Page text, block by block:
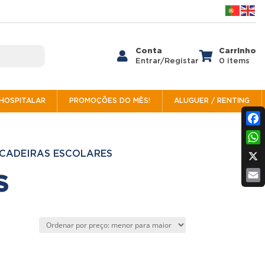

Conta
Entrar/Registar 
Carrinho
0 items
PROMOÇÕES DO MÊS! ALUGUER / RENTING
ESCOLARES
X